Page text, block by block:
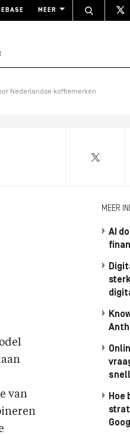
MEER
Nederlandse koffiemerken
van
MEER
AI
Hoe